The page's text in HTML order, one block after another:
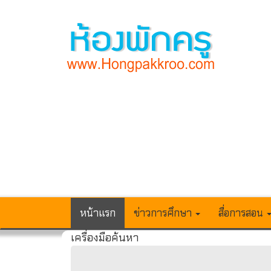
หน้าแรก ข่าวการศึกษา สื่อการสอน
เครื่องมือค้นหา